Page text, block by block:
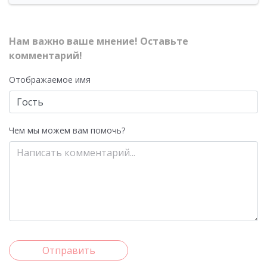
Нам важно ваше мнение! Оставьте
комментарий!
Отображаемое имя
Чем мы можем вам помочь?
Отправить